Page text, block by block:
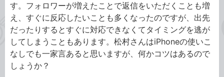
す。フォロワーが増えたことで返信をいただくことも増
え、すぐに反応したいことも多くなったのですが、出先
だったりするとすぐに対応できなくてタイミングを逃が
してしまうこともあります。松村さんはiPhoneの使いこ
なしでも一家言あると思いますが、何かコツはあるので
しょうか？